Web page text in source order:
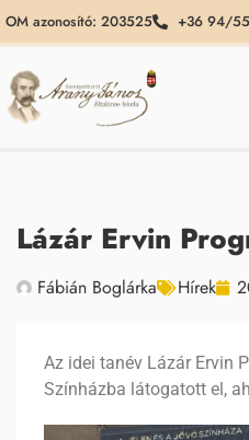
OM azonosító: 203525 +36 94/
Lázár Ervin
Fábián Boglárka Hírek
Az idei tanév Lázár Ervin
Színházba látogatott el,